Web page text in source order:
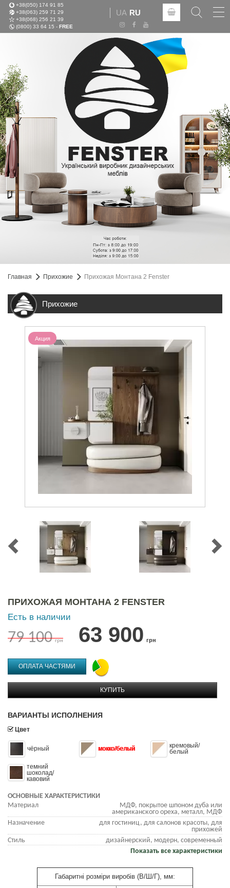
+38(050) 174 91 85
+38(063) 259 71 29
+38(068) 256 21 39
(0800) 33 64 15 - FREE
UA RU
Главная Прихожие Прихожая Монтана 2 Fenster
Прихожие
Акция
ПРИХОЖАЯ МОНТАНА 2 FENSTER
Есть в наличии
79 100 грн 63 900 грн
ОПЛАТА ЧАСТЯМИ
КУПИТЬ
ВАРИАНТЫ ИСПОЛНЕНИЯ
Цвет
чёрный мокко/белый
кремовый/
белый
темний
шоколад/
кавовий
ОСНОВНЫЕ ХАРАКТЕРИСТИКИ
Материал
МДФ, покрытое шпоном дуба или
американского ореха, металл, МДФ
Назначение
для гостиниц, для салонов красоты, для
прихожей
Стиль
дизайнерский, модерн, современный
Показать все характеристики
Габаритні розміри виробів (В/Ш/Г), мм: